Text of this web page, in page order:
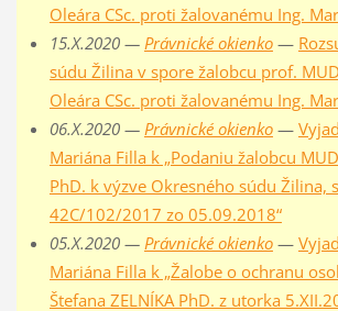
Oleára CSc. proti žalovanému Ing.
15.X.2020 — Právnické okienko—
súdu Žilina v spore žalobcu prof.
Oleára CSc. proti žalovanému Ing.
06.X.2020 — Právnické okienko—
Mariána Filla k „Podaniu žalobcu
PhD. k výzve Okresného súdu Žilina,
42C/102/2017 zo 05.09.2018“
05.X.2020 — Právnické okienko—
Mariána Filla k „Žalobe o ochranu
Štefana ZELNÍKA PhD. z utorka